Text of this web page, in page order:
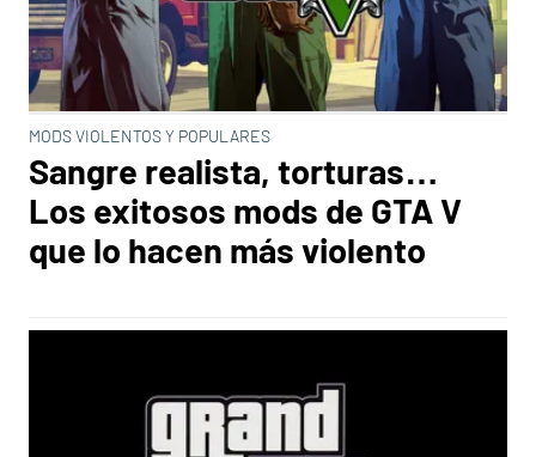
MODS VIOLENTOS Y POPULARES
Sangre realista, torturas…
Los exitosos mods de GTA V
que lo hacen más violento